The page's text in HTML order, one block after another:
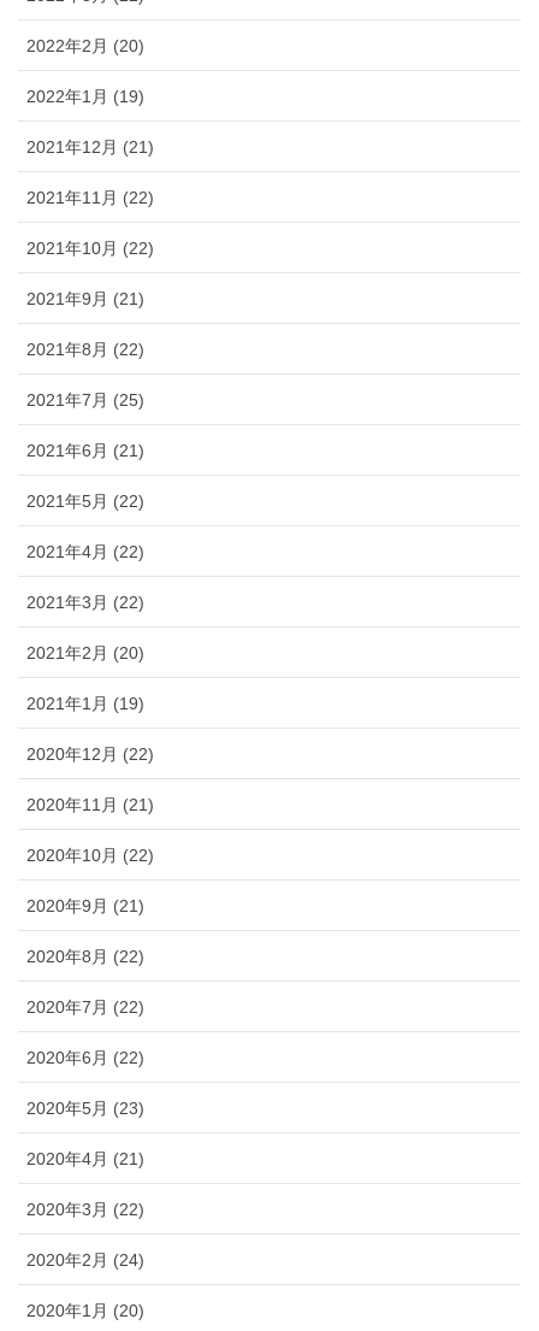
2022年2月 (20)
2022年1月 (19)
2021年12月 (21)
2021年11月 (22)
2021年10月 (22)
2021年9月 (21)
2021年8月 (22)
2021年7月 (25)
2021年6月 (21)
2021年5月 (22)
2021年4月 (22)
2021年3月 (22)
2021年2月 (20)
2021年1月 (19)
2020年12月 (22)
2020年11月 (21)
2020年10月 (22)
2020年9月 (21)
2020年8月 (22)
2020年7月 (22)
2020年6月 (22)
2020年5月 (23)
2020年4月 (21)
2020年3月 (22)
2020年2月 (24)
2020年1月 (20)